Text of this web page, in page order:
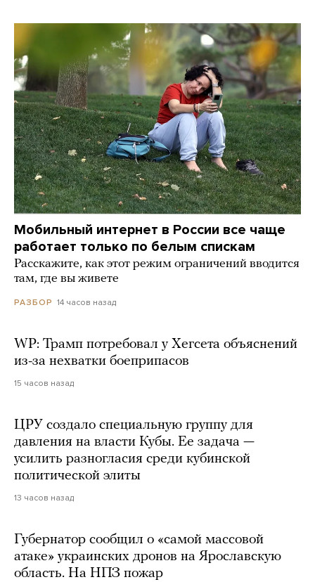
Мобильный интернет в России все чаще
работает только по белым спискам
Расскажите, как этот режим ограничений вводится
там, где вы живете
РАЗБОР 14 часов назад
WP: Трамп потребовал у Хегсета объяснений
из-за нехватки боеприпасов
15 часов назад
ЦРУ создало специальную группу для
давления на власти Кубы. Ее задача —
усилить разногласия среди кубинской
политической элиты
13 часов назад
Губернатор сообщил о «самой массовой
атаке» украинских дронов на Ярославскую
область. На НПЗ пожар